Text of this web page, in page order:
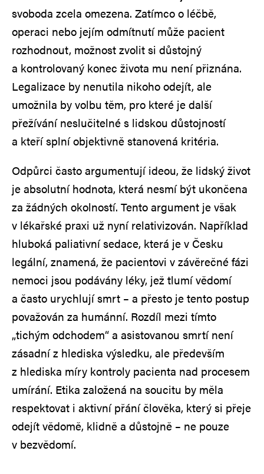
svoboda zcela omezena. Zatímco o léčbě,
operaci nebo jejím odmítnutí může pacient
rozhodnout, možnost zvolit si důstojný
a kontrolovaný konec života mu není přiznána.
Legalizace by nenutila nikoho odejít, ale
umožnila by volbu těm, pro které je další
přežívání neslučitelné s lidskou důstojností
a kteří splní objektivně stanovená kritéria.
Odpůrci často argumentujíideou, že lidský život
je absolutní hodnota, která nesmí být ukončena
za žádných okolností. Tento argument je však
v lékařské praxi už nyní relativizován. Například
hluboká paliativní sedace, která je v Česku
legální, znamená, že pacientovi v závěrečné fázi
nemoci jsou podávány léky, jež tlumí vědomí
a často urychlují smrt – a přesto je tento postup
považován za humánní. Rozdíl mezi tímto
„tichým odchodem“ a asistovanou smrtí není
zásadní z hlediska výsledku, ale především
z hlediska míry kontroly pacienta nad procesem
umírání. Etika založená na soucitu by měla
respektovat i aktivní přání člověka, který si přeje
odejít vědomě, klidně a důstojně – ne pouze
v bezvědomí.